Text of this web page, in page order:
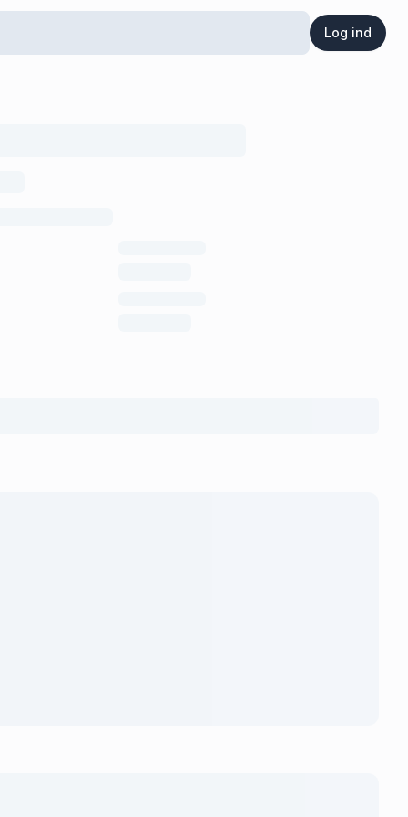
Log ind